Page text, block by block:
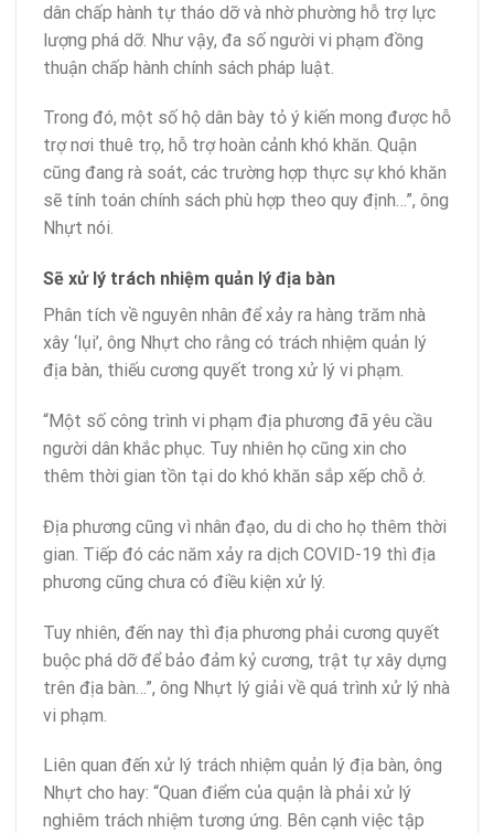
dân chấp hành tự tháo dỡ và nhờ phường hỗ trợ lực
lượng phá dỡ. Như vậy, đa số người vi phạm đồng
thuận chấp hành chính sách pháp luật.
Trong đó, một số hộ dân bày tỏ ý kiến mong được hỗ
trợ nơi thuê trọ, hỗ trợ hoàn cảnh khó khăn. Quận
cũng đang rà soát, các trường hợp thực sự khó khăn
sẽ tính toán chính sách phù hợp theo quy định…”, ông
Nhựt nói.
Sẽ xử lý trách nhiệm quản lý địa bàn
Phân tích về nguyên nhân để xảy ra hàng trăm nhà
xây ‘lụi’, ông Nhựt cho rằng có trách nhiệm quản lý
địa bàn, thiếu cương quyết trong xử lý vi phạm.
“Một số công trình vi phạm địa phương đã yêu cầu
người dân khắc phục. Tuy nhiên họ cũng xin cho
thêm thời gian tồn tại do khó khăn sắp xếp chỗ ở.
Địa phương cũng vì nhân đạo, du di cho họ thêm thời
gian. Tiếp đó các năm xảy ra dịch COVID-19 thì địa
phương cũng chưa có điều kiện xử lý.
Tuy nhiên, đến nay thì địa phương phải cương quyết
buộc phá dỡ để bảo đảm kỷ cương, trật tự xây dựng
trên địa bàn…”, ông Nhựt lý giải về quá trình xử lý nhà
vi phạm.
Liên quan đến xử lý trách nhiệm quản lý địa bàn, ông
Nhựt cho hay: “Quan điểm của quận là phải xử lý
nghiêm trách nhiệm tương ứng. Bên cạnh việc tập